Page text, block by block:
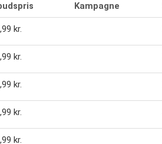
Kampagne
kr.
kr.
kr.
kr.
kr.